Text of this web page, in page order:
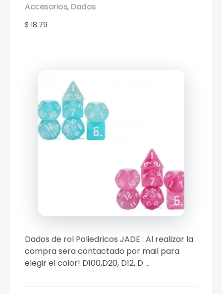
$ 18.79
Accesorios, Dados
Dados de rol Poliedricos JADE : Al realizar la
compra sera contactado por mail para
elegir el color! D100,D20, D12, D ...